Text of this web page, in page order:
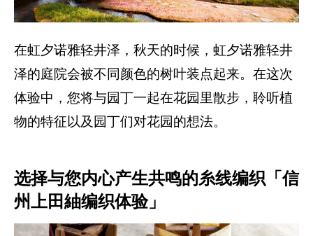
在虹夕诺雅轻井泽，秋天的时候，虹夕诺雅轻井
泽的庭院会被不同颜色的树叶装点起来。在这次
体验中，您将与园丁一起在花园里散步，聆听植
物的特征以及园丁们对花园的想法。
选择与您内心产生共鸣的糸线编织「信
州上田紬编织体验」